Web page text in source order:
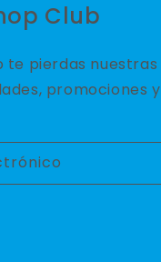
Club
te pierdas nuestras
promociones y